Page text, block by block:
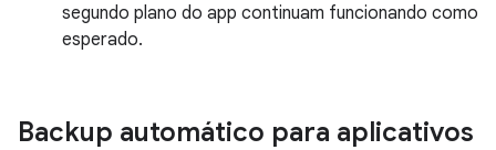
segundo plano do app continuam funcionando como
esperado.
Backup automático para aplicativos